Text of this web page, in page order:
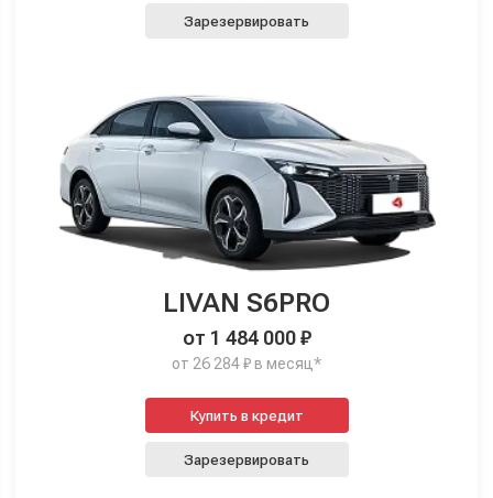
Зарезервировать
LIVAN S6PRO
от 1 484 000 ₽
от 26 284 ₽ в месяц*
Купить в кредит
Зарезервировать